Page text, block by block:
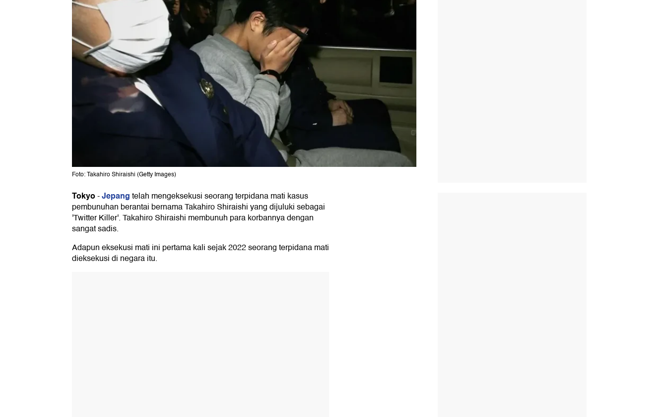
Foto: Takahiro Shiraishi (Getty Images)
Tokyo-Jepangtelah mengeksekusi seorang terpidana mati kasus
pembunuhan berantai bernama Takahiro Shiraishi yang dijuluki sebagai
'Twitter Killer'. Takahiro Shiraishi membunuh para korbannya dengan
sangat sadis.
Adapun eksekusi mati ini pertama kali sejak 2022 seorang terpidana mati
dieksekusi di negara itu.